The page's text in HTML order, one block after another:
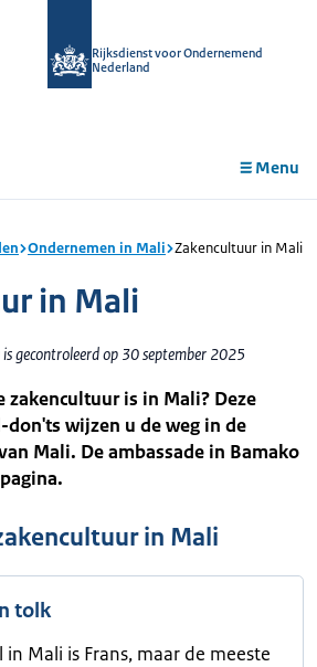
Rijksdienst voor Ondernemend
Nederland
Menu
Ondernemen in Mali Zakencultuur in Mali
in Mali
gecontroleerd op 30 september 2025
zakencultuur is in Mali? Deze
wijzen u de weg in de
Mali. De ambassade in Bamako
in Mali
tolk
Mali is Frans, maar de meeste